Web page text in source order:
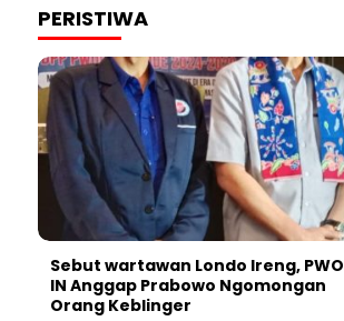
PERISTIWA
Sebut wartawan Londo Ireng, PWO
IN Anggap Prabowo Ngomongan
Orang Keblinger